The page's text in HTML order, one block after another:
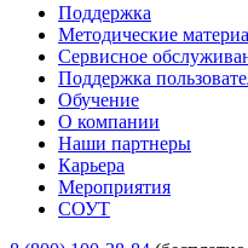
Поддержка
Методические
Сервисное
Поддержка
Обучение
О компании
Наши партнеры
Карьера
Мероприятия
СОУТ